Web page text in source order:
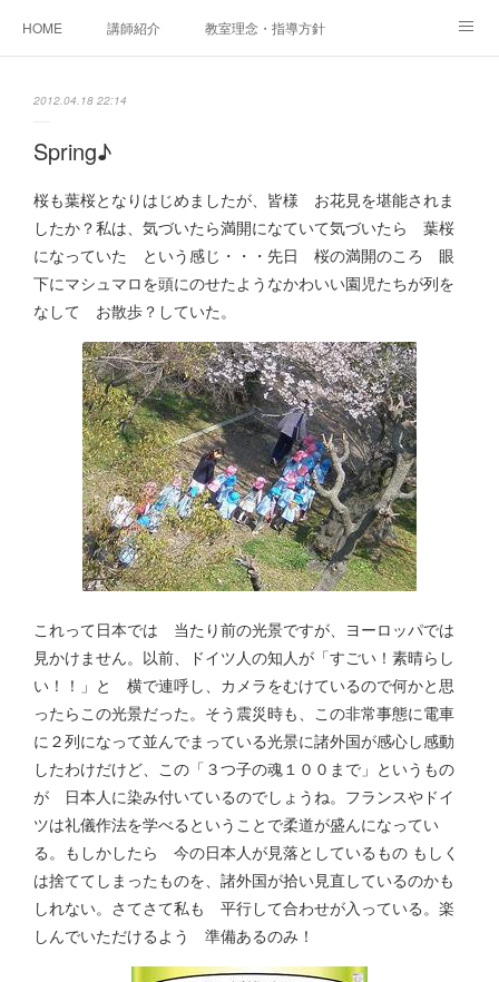
HOME 講師紹介 教室理念・指導方針
ご相談・体験レッスンお申し込み
アクセス 演奏スケジュール
2012.04.18 22:14
Spring♪
桜も葉桜となりはじめましたが、皆様 お花見を堪能されま
したか？私は、気づいたら満開になていて気づいたら 葉桜
になっていた という感じ・・・先日 桜の満開のころ 眼
下にマシュマロを頭にのせたようなかわいい園児たちが列を
なして お散歩？していた。
これって日本では 当たり前の光景ですが、ヨーロッパでは
見かけません。以前、ドイツ人の知人が「すごい！素晴らし
い！！」と 横で連呼し、カメラをむけているので何かと思
ったらこの光景だった。そう震災時も、この非常事態に電車
に２列になって並んでまっている光景に諸外国が感心し感動
したわけだけど、この「３つ子の魂１００まで」というもの
が 日本人に染み付いているのでしょうね。フランスやドイ
ツは礼儀作法を学べるということで柔道が盛んになってい
る。もしかしたら 今の日本人が見落としているもの もしく
は捨ててしまったものを、諸外国が拾い見直しているのかも
しれない。さてさて私も 平行して合わせが入っている。楽
しんでいただけるよう 準備あるのみ！